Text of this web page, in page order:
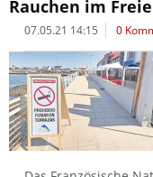
Rauchen im
07.05.21 14:15 0